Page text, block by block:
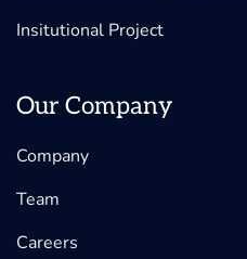
Insitutional Project
Our Company
Company
Team
Careers